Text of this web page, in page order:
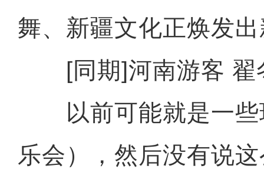
舞、新疆文化正焕发
[同期]河南游客 翟
以前可能就是一些
乐会），然后没有说